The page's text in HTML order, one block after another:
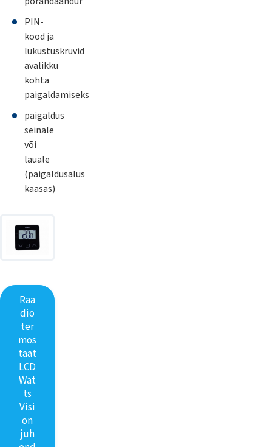
PIN-
kood ja
lukustuskruvid
avalikku
kohta
paigaldamiseks
paigaldus
seinale
või
lauale
(paigaldusalus
kaasas)
Raa
dio
ter
mos
taat
LCD
Wat
ts
Visi
on
juh